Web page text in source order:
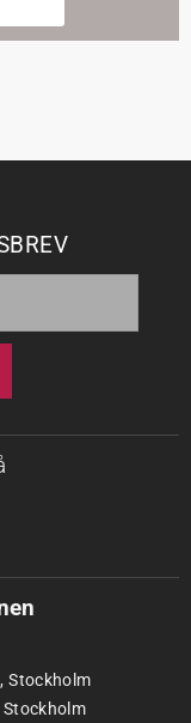
Stockholm
Stockholm